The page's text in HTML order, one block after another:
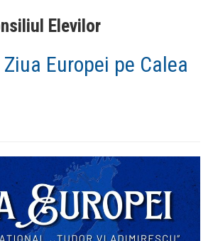
Elevilor
Europei pe Calea